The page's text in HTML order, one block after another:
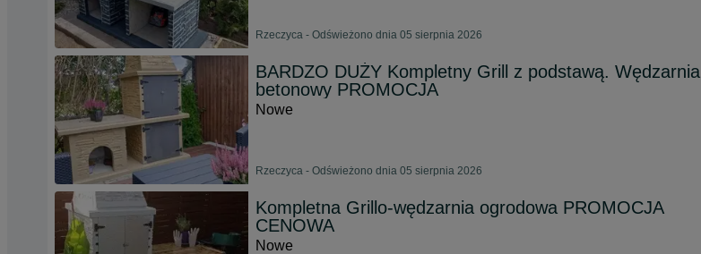
Rzeczyca - Odświeżono dnia 05 sierpnia 2026
BARDZO DUŻY Kompletny Grill z podstawą. Wędzarnia
betonowy PROMOCJA
Nowe
Rzeczyca - Odświeżono dnia 05 sierpnia 2026
Kompletna Grillo-wędzarnia ogrodowa PROMOCJA
CENOWA
Nowe